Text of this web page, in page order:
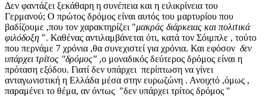
Δεν φαντάζει ξεκάθαρη η συνέπεια και η ειλικρίνεια του
Γερμανού; Ο πρώτος δρόμος είναι αυτός του μαρτυρίου που
βαδίζουμε ,που τον χαρακτηρίζει "μακράς διάρκειας και πολιτικά
φιλόδοξη ". Καθένας αντιλαμβάνεται ότι, κατά τον Σόιμπλε , τούτο
που περνάμε 7 χρόνια ,θα συνεχιστεί για χρόνια. Και εφόσον δεν
υπάρχει τρίτος "δρόμος" ,ο μοναδικός δεύτερος δρόμος είναι η
πρόταση εξόδου. Γιατί δεν υπάρχει περίπτωση να γίνει
ανταγωνιστική η Ελλάδα μέσα στην ευρωζώνη . Ανοιχτό ,όμως ,
παραμένει το θέμα, αν όντως "δεν υπάρχει τρίτος δρόμος "